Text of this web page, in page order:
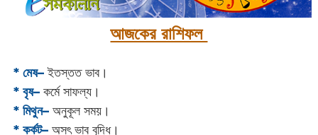
আজকের রাশিফল
* মেষ–ইতস্তত ভাব।
* বৃষ–কর্মে সাফল্য।
* মিথুন–অনুকূল সময়।
* কর্কট–অসৎ ভাব বৃদ্ধি।